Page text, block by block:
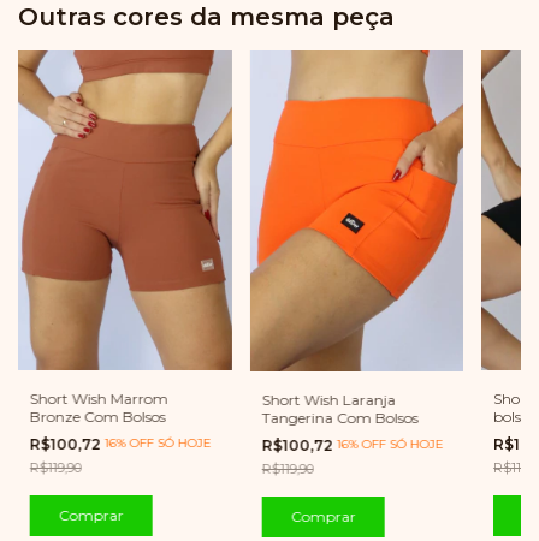
Outras cores da mesma peça
Short Wish Marrom
Bronze Com Bolsos
R$100,7216% OFF SÓ HOJE
R$119,90
Comprar
Short Wish Laranja
Tangerina Com Bolsos
R$100,7216% OFF SÓ HOJE
R$119,90
Comprar
Short
bolso